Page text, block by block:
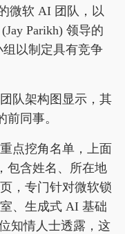
微软 AI 团队，以
Parikh) 领导的
以制定具有竞争
队架构图显示，其
同事。
点挖角名单，上面
包含姓名、所在地
，专门针对微软锁
、生成式 AI 基础
知情人士透露，这